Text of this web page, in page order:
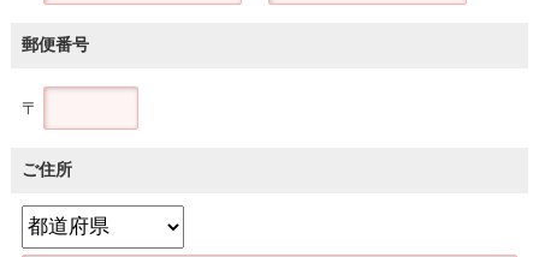
郵便番号
〒
ご住所